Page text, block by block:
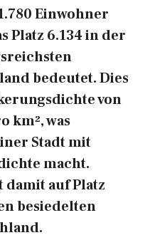
Einwohner
Platz 6.134 in der
bedeutet. Dies
von
km², was
Stadt mit
macht.
auf Platz
besiedelten